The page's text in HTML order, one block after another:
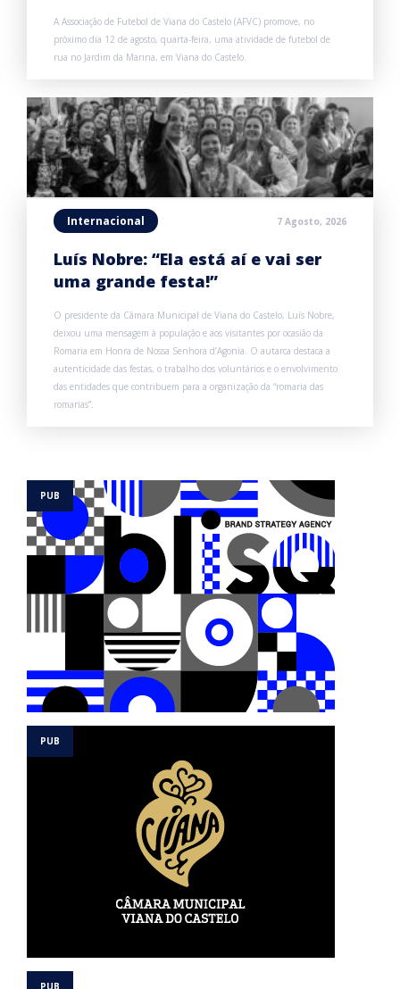
A Associação de Futebol de Viana do Castelo (AFVC) promove, no
próximo dia 12 de agosto, quarta-feira, uma atividade de futebol de
rua no Jardim da Marina, em Viana do Castelo.
Internacional 7 Agosto, 2026
Luís Nobre: “Ela está aí e vai ser
uma grande festa!”
O presidente da Câmara Municipal de Viana do Castelo, Luís Nobre,
deixou uma mensagem à população e aos visitantes por ocasião da
Romaria em Honra de Nossa Senhora d’Agonia. O autarca destaca a
autenticidade das festas, o trabalho dos voluntários e o envolvimento
das entidades que contribuem para a organização da “romaria das
romarias”.